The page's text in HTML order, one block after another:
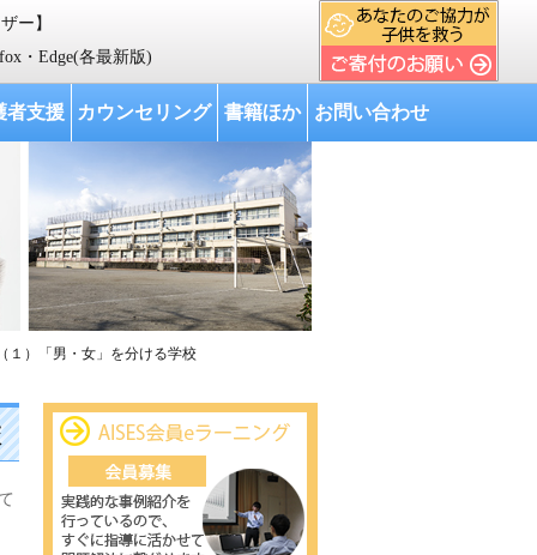
成を行い、 我が国をはじめ世界各国の教育の向上に寄与する」 ことを目
ー】
・Edge(各最新版)
者支援 カウンセリング 書籍ほか お問い合わせ
）「男・女」を分ける学校